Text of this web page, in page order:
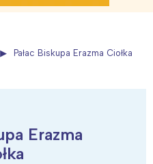
Pałac Biskupa Erazma Ciołka
Erazma